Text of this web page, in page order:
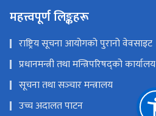
महत्त्वपूर्ण लिङ्कहरू
राष्ट्रिय सूचना आयोगको पुरानो वेवसाइट
प्रधानमन्त्री तथा मन्त्रिपरिषद्को कार्यालय
सूचना तथा सञ्‍चार मन्त्रालय
उच्च अदालत पाटन